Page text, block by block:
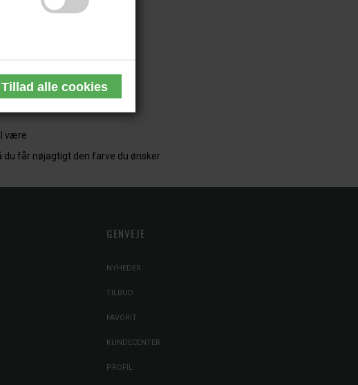
være
du får nøjagtigt den farve du ønsker
GENVEJE
NYHEDER
TILBUD
FAVORIT
KUNDECENTER
PROFIL